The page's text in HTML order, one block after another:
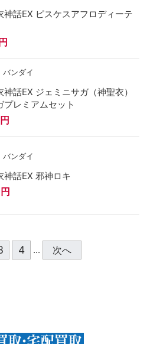
神話EX ピスケスアフロディーテ
バンダイ
話EX ジェミニサガ（神聖衣）
プレミアムセット
円
バンダイ
神話EX 邪神ロキ
円
4 ... 次へ